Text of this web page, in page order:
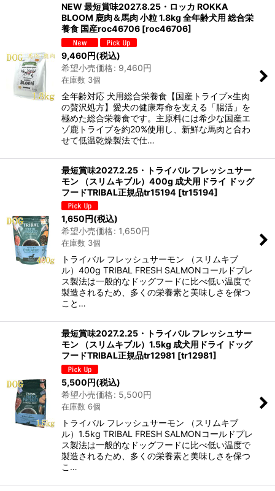
NEW 最短賞味2027.8.25・ロッカ ROKKA
BLOOM 鹿肉＆馬肉 小粒 1.8kg 全年齢犬用 総合栄
養食 国産roc46706 [roc46706]
9,460円(税込)
希望小売価格: 9,460円
在庫数 3個
全年齢対応 犬用総合栄養食【国産トライプ×生肉
の贅沢処方】愛犬の健康寿命を支える「腸活」を
極めた総合栄養食です。主原料には希少な国産エ
ゾ鹿トライプを約20%使用し、新鮮な馬肉と合わ
せて低温乾燥製法で仕…
最短賞味2027.2.25・トライバル フレッシュサー
モン （スリムキブル）400g 成犬用ドライ ドッグ
フードTRIBAL正規品tr15194 [tr15194]
1,650 円(税込)
希望小売価格: 1,650円
在庫数 3個
トライバル フレッシュサーモン （スリムキブ
ル）400g TRIBAL FRESH SALMONコールドプレ
ス製法は一般的なドッグフードに比べ低い温度で
製造されるため、多くの栄養素と美味しさを保つ
こと…
最短賞味2027.2.25・トライバル フレッシュサー
モン （スリムキブル）1.5kg 成犬用ドライ ドッグ
フードTRIBAL正規品tr12981 [tr12981]
5,500円(税込)
希望小売価格: 5,500円
在庫数 6個
トライバル フレッシュサーモン （スリムキブ
ル）1.5kg TRIBAL FRESH SALMONコールドプレ
ス製法は一般的なドッグフードに比べ低い温度で
製造されるため、多くの栄養素と美味しさを保つ
こ…